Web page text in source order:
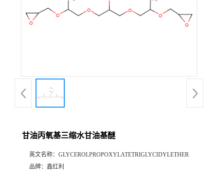
甘油丙氧基三缩水甘油基醚
英文名称： GLYCEROLPROPOXYLATETRIGLYCIDYLETHER
品牌： 鑫红利